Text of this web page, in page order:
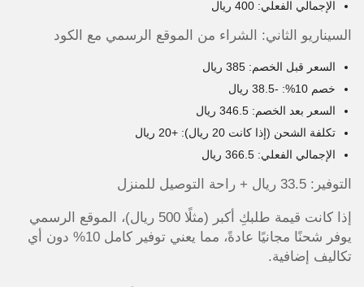
الإجمالي الفعلي: 400 ريال
السيناريو الثاني: الشراء من الموقع الرسمي مع الكود
السعر قبل الخصم: 385 ريال
خصم 10%: -38.5 ريال
السعر بعد الخصم: 346.5 ريال
تكلفة الشحن (إذا كانت 20 ريال): +20 ريال
الإجمالي الفعلي: 366.5 ريال
التوفير: 33.5 ريال + راحة التوصيل للمنزل
إذا كانت قيمة طلبكِ أكبر (مثلًا 500 ريال)، الموقع الرسمي
يوفر شحنًا مجانيًا عادةً، مما يعني توفير كامل 10% دون أي
تكاليف إضافية.